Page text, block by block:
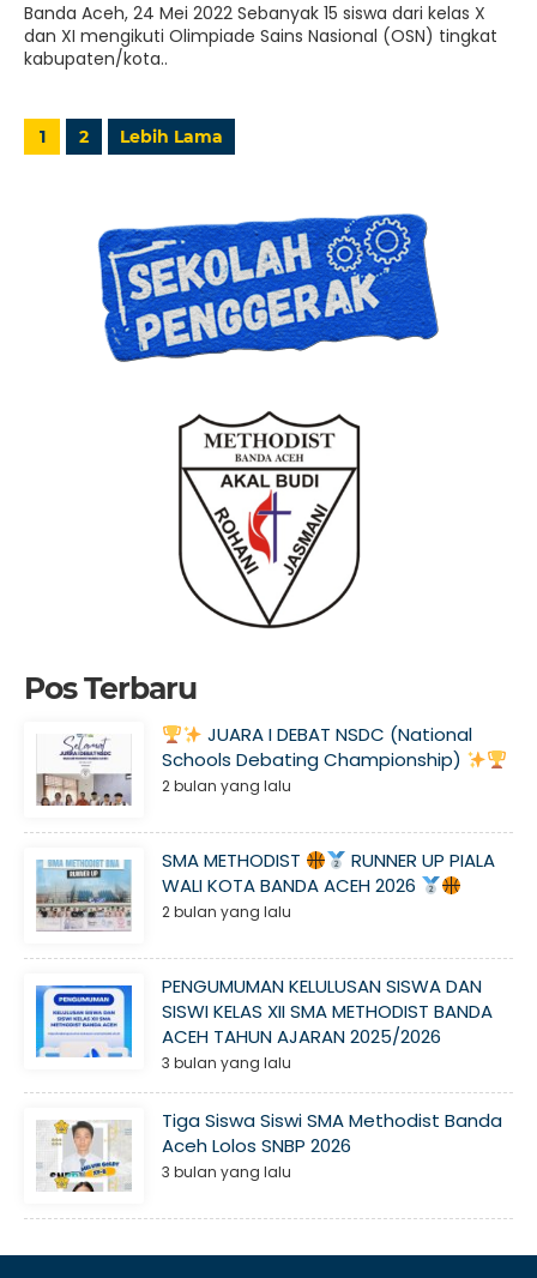
Banda Aceh, 24 Mei 2022 Sebanyak 15 siswa dari kelas X
dan XI mengikuti Olimpiade Sains Nasional (OSN) tingkat
kabupaten/kota..
1 2 Lebih Lama
Pos Terbaru
JUARA I DEBAT NSDC (National
Schools Debating Championship)
2 bulan yang lalu
SMA METHODIST
RUNNER UP PIALA
WALI KOTA BANDA ACEH 2026
2 bulan yang lalu
PENGUMUMAN KELULUSAN SISWA DAN
SISWI KELAS XII SMA METHODIST BANDA
ACEH TAHUN AJARAN 2025/2026
3 bulan yang lalu
Tiga Siswa Siswi SMA Methodist Banda
Aceh Lolos SNBP 2026
3 bulan yang lalu